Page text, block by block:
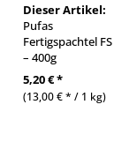
Dieser Artikel:
Pufas
Fertigspachtel FS
– 400g
5,20 € *
(13,00 € * / 1 kg)